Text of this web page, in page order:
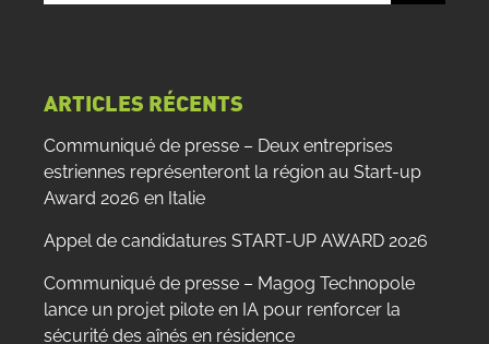
ARTICLES RÉCENTS
Communiqué de presse – Deux entreprises
estriennes représenteront la région au Start-up
Award 2026 en Italie
Appel de candidatures START-UP AWARD 2026
Communiqué de presse – Magog Technopole
lance un projet pilote en IA pour renforcer la
sécurité des aînés en résidence